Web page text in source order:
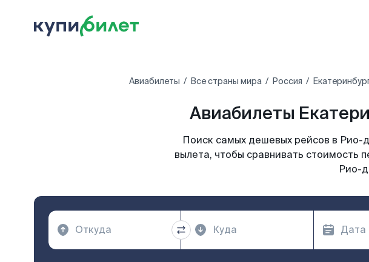
Авиабилеты Все страны мира Россия
Авиабилеты
Поиск самых дешевых рейсов в
вылета, чтобы сравнивать стоимость
Рио-